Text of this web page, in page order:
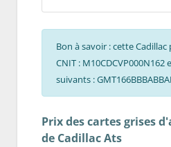
Bon à savoir : cette
CNIT :
suivants :
Prix des cartes grises
de Cadillac Ats